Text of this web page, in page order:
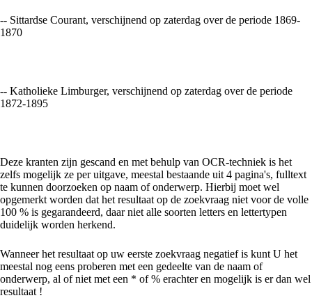
-- Sittardse Courant, verschijnend op zaterdag over de periode 1869-
1870
-- Katholieke Limburger, verschijnend op zaterdag over de periode
1872-1895
Deze kranten zijn gescand en met behulp van OCR-techniek is het
zelfs mogelijk ze per uitgave, meestal bestaande uit 4 pagina's, fulltext
te kunnen doorzoeken op naam of onderwerp. Hierbij moet wel
opgemerkt worden dat het resultaat op de zoekvraag niet voor de volle
100 % is gegarandeerd, daar niet alle soorten letters en lettertypen
duidelijk worden herkend.
Wanneer het resultaat op uw eerste zoekvraag negatief is kunt U het
meestal nog eens proberen met een gedeelte van de naam of
onderwerp, al of niet met een * of % erachter en mogelijk is er dan wel
resultaat !